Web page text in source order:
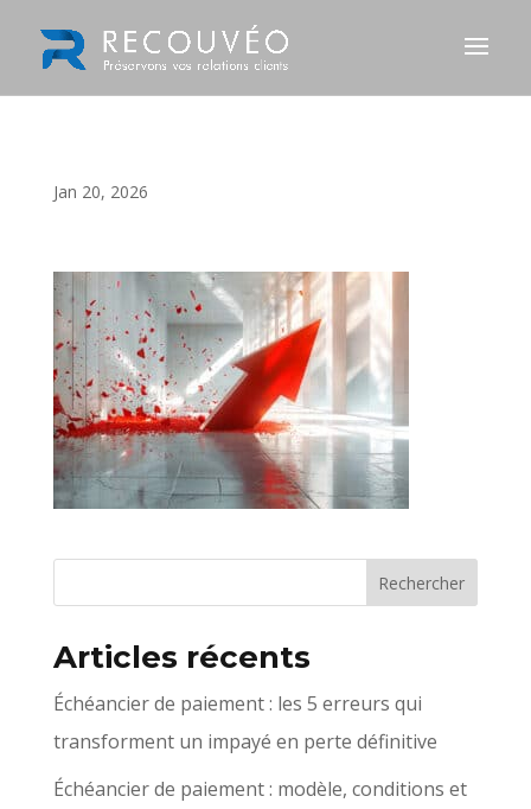
Jan 20, 2026
Articles récents
Échéancier de paiement : les 5 erreurs qui
transforment un impayé en perte définitive
Échéancier de paiement : modèle, conditions et